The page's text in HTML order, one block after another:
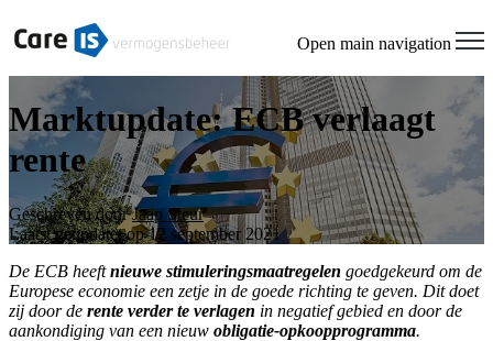
Open main navigation
Marktupdate: ECB verlaagt
rente
Geschreven doorJaap Steur
Laatst geüpdatet op 12 september 2021
De ECB heeftnieuwe stimuleringsmaatregelen goedgekeurd om de
Europese economie een zetje in de goede richting te geven. Dit doet
zij door de rente verder te verlagen in negatief gebied en door de
aankondiging van een nieuw obligatie-opkoopprogramma.